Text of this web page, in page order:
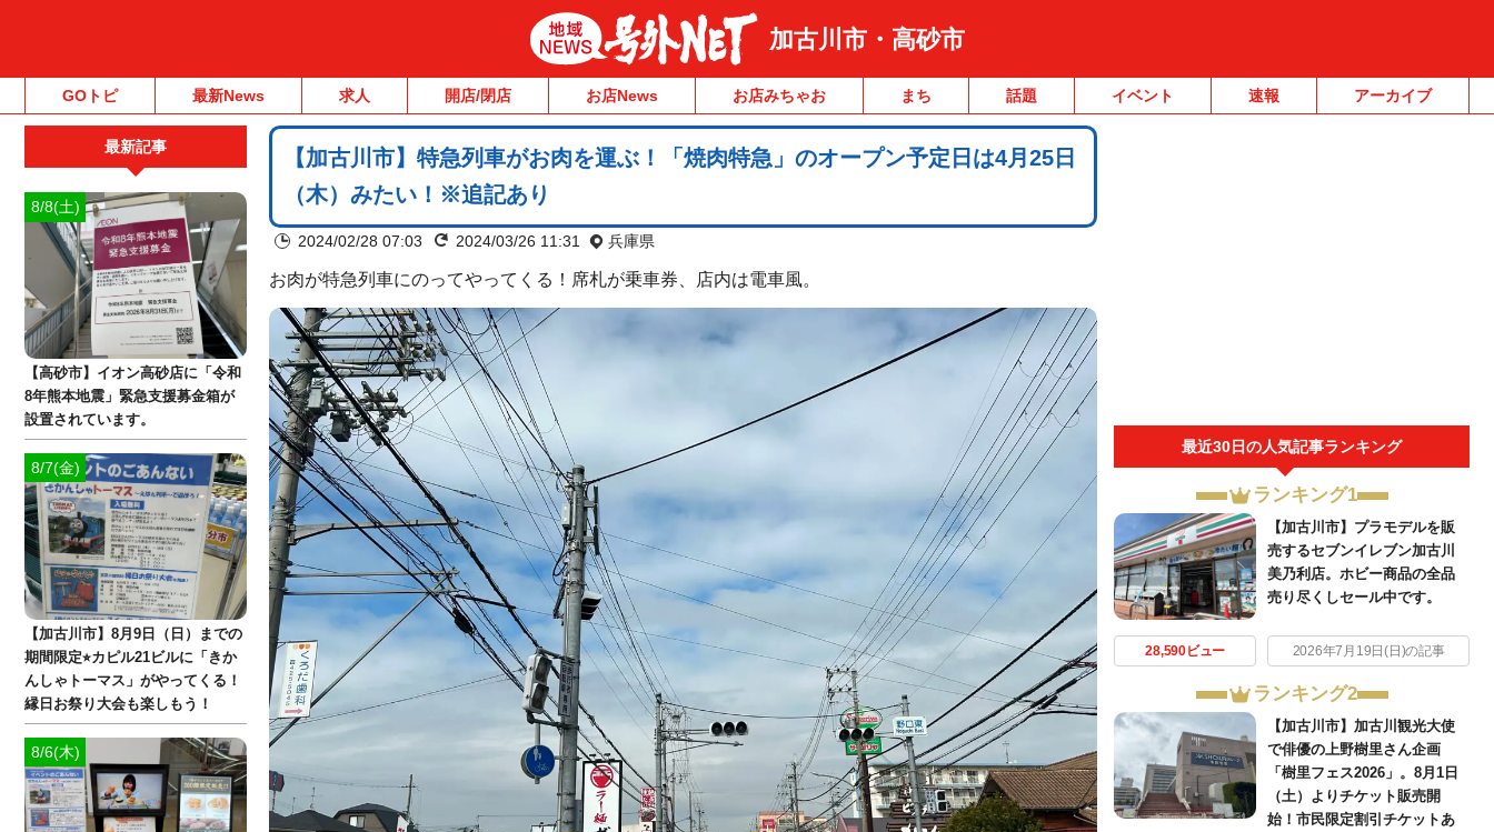
加古川市・高砂市
GOトピ 最新News 求人 開店/閉店 お店News お店みちゃお まち 話題 イベント 速報 アーカイブ
【加古川市】特急列車がお肉を運ぶ！「焼肉特急」のオープン予定日は4月25日
（木）みたい！※追記あり
2024/02/28 07:03 2024/03/26 11:31 兵庫県
お肉が特急列車にのってやってくる！席札が乗車券、店内は電車風。
最近30日の人気記事ランキング
ランキング1
【加古川市】プラモデルを販
売するセブンイレブン加古川
美乃利店。ホビー商品の全品
売り尽くしセール中です。
28,590ビュー 2026年7月19日(日)の記事
ランキング2
【加古川市】加古川観光大使
で俳優の上野樹里さん企画
「樹里フェス2026」。8月1日
（土）よりチケット販売開
始！市民限定割引チケットあ
最新記事
8/8(土)
【高砂市】イオン高砂店に「令和
8年熊本地震」緊急支援募金箱が
設置されています。
8/7(金)
【加古川市】8月9日（日）までの
期間限定⭐︎カピル21ビルに「きか
んしゃトーマス」がやってくる！
縁日お祭り大会も楽しもう！
8/6(木)